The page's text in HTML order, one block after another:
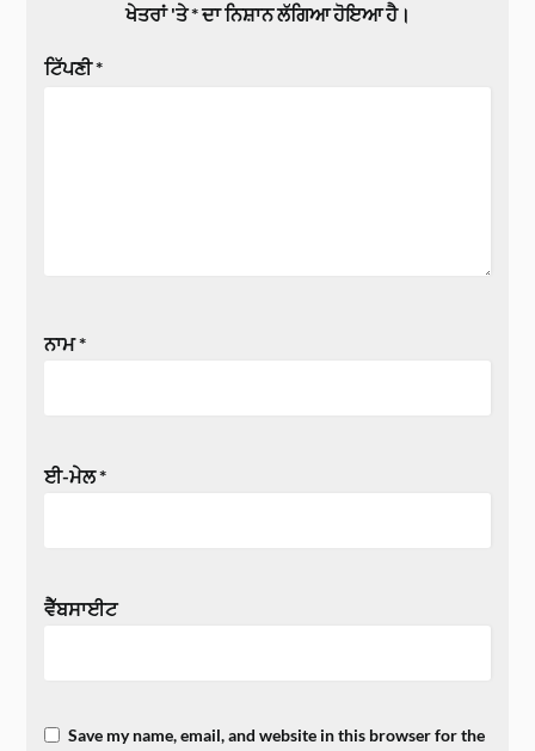
ਖੇਤਰਾਂ 'ਤੇ*ਦਾ ਨਿਸ਼ਾਨ ਲੱਗਿਆ ਹੋਇਆ ਹੈ।
ਟਿੱਪਣੀ*
ਨਾਮ*
ਈ-ਮੇਲ*
ਵੈੱਬਸਾਈਟ
Save my name, email, and website in this browser for the